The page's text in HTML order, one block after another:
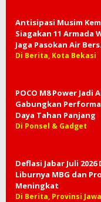
Antisipasi Musim
Siagakan 11 Armada
Jaga Pasokan Air
Di Berita, Kota Bekasi
POCO M8 Power Jadi
Gabungkan
Daya Tahan Panjang
Di Ponsel & Gadget
Deflasi Jabar Juli
Liburnya MBG dan
Meningkat
Di Berita, Provinsi